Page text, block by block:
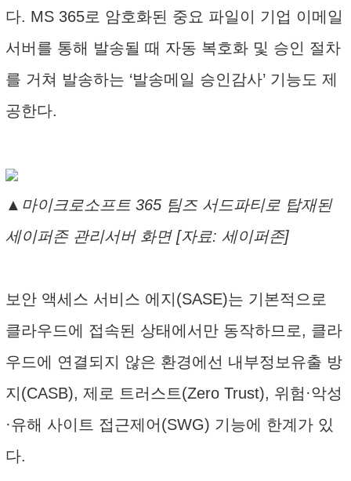
다. MS 365로 암호화된 중요 파일이 기업 이메일
서버를 통해 발송될 때 자동 복호화 및 승인 절차
를 거쳐 발송하는 ‘발송메일 승인감사’ 기능도 제
공한다.
▲마이크로소프트 365 팀즈 서드파티로 탑재된
세이퍼존 관리서버 화면 [자료: 세이퍼존]
보안 액세스 서비스 에지(SASE)는 기본적으로
클라우드에 접속된 상태에서만 동작하므로, 클라
우드에 연결되지 않은 환경에선 내부정보유출 방
지(CASB), 제로 트러스트(Zero Trust), 위험·악성
·유해 사이트 접근제어(SWG) 기능에 한계가 있
다.